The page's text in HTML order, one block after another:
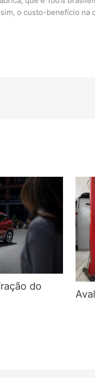
o custo-benefício na
do